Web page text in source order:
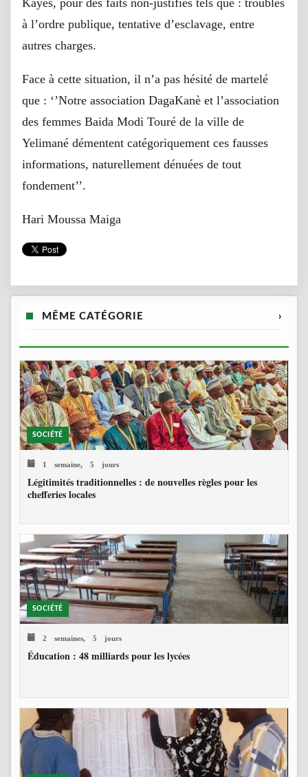
à l’ordre publique, tentative d’esclavage, entre
autres charges.
Face à cette situation, il n’a pas hésité de martelé
que : ‘’Notre association DagaKanè et l’association
des femmes Baida Modi Touré de la ville de
Yelimané démentent catégoriquement ces fausses
informations, naturellement dénuées de tout
fondement’’.
Hari Moussa Maiga
MÊME CATÉGORIE ›
SOCIÉTÉ
1 semaine, 5 jours
Légitimités traditionnelles : de nouvelles règles pour les
chefferies locales
SOCIÉTÉ
2 semaines, 5 jours
Éducation : 48 milliards pour les lycées